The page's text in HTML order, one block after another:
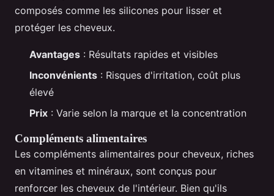
composés comme les silicones pour lisser et
protéger les cheveux.
Avantages : Résultats rapides et visibles
Inconvénients : Risques d'irritation, coût plus
élevé
Prix : Varie selon la marque et la concentration
Compléments alimentaires
Les compléments alimentaires pour cheveux, riches
en vitamines et minéraux, sont conçus pour
renforcer les cheveux de l'intérieur. Bien qu'ils